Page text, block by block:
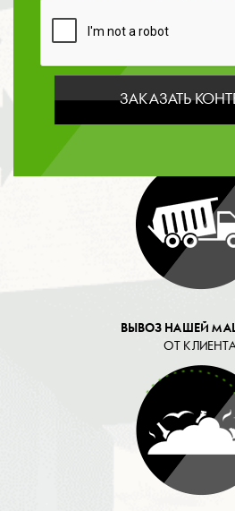
ВЫВОЗ НАШЕЙ
ОТ
согласие на обработку
ЗАКАЗАТЬ